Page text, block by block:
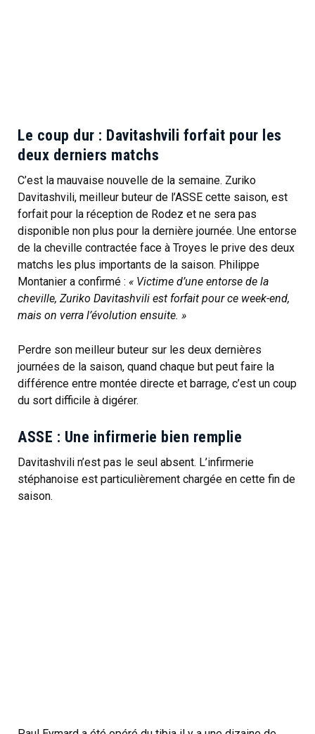
Le coup dur : Davitashvili forfait pour les
deux derniers matchs
C’est la mauvaise nouvelle de la semaine. Zuriko
Davitashvili, meilleur buteur de l’ASSE cette saison, est
forfait pour la réception de Rodez et ne sera pas
disponible non plus pour la dernière journée. Une entorse
de la cheville contractée face à Troyes le prive des deux
matchs les plus importants de la saison. Philippe
Montanier a confirmé : « Victime d’une entorse de la
cheville, Zuriko Davitashvili est forfait pour ce week-end,
mais on verra l’évolution ensuite. »
Perdre son meilleur buteur sur les deux dernières
journées de la saison, quand chaque but peut faire la
différence entre montée directe et barrage, c’est un coup
du sort difficile à digérer.
ASSE : Une infirmerie bien remplie
Davitashvili n’est pas le seul absent. L’infirmerie
stéphanoise est particulièrement chargée en cette fin de
saison.